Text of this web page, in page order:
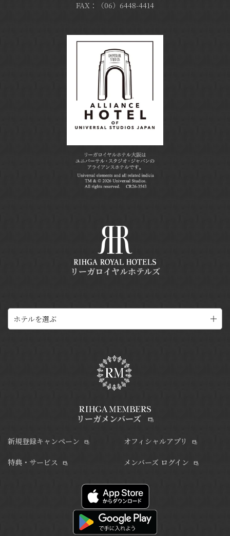
FAX：（06）6448-4414
リーガロイヤルホテルズ
ホテルを選ぶ
リーガメンバーズ
新規登録キャンペーン
特典・サービス
オフィシャルアプリ
メンバーズ ログイン